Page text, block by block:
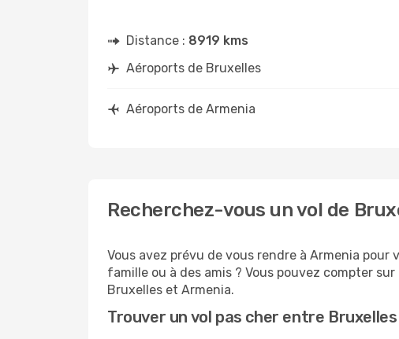
Distance : 8919 kms
Aéroports de Bruxelles
Aéroports de Armenia
Recherchez-vous un vol de
Vous avez prévu de vous rendre à Armenia
famille ou à des amis ? Vous pouvez compter
Bruxelles et Armenia.
Trouver un vol pas cher entre